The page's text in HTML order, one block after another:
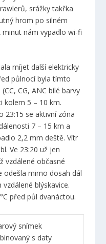
srážky takřka
hrom po silném
minut nám vypadlo wi-fi
míjet další elektricky
půlnocí byla tímto
CG, ANC bílé barvy
kolem 5 – 10 km.
23:15 se aktivní zóna
7 – 15 km a
2,2 mm deště. Vítr
Ve 23:20 už jen
vzdálené občasné
odešla mimo dosah dál
blýskavice.
před půl dvanáctou.
snímek
s daty